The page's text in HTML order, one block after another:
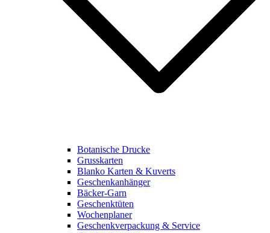
Botanische Drucke
Grusskarten
Blanko Karten & Kuverts
Geschenkanhänger
Bäcker-Garn
Geschenktüten
Wochenplaner
Geschenkverpackung & Service